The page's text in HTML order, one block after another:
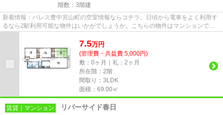
階数：3階建
新着情報：パレス豊中宮山町の空室情報ならコチラ。日頃から電車をよく利用す
るなら2駅利用可能な物件はいかがでしょうか。こちらの物件はマンションで
7.5万円
(管理費・共益費 5,000円)
敷：0ヶ月｜礼：2ヶ月
所在階：2階
間取り：3LDK
面積：69.00㎡
賃貸｜マンション リバーサイド春日